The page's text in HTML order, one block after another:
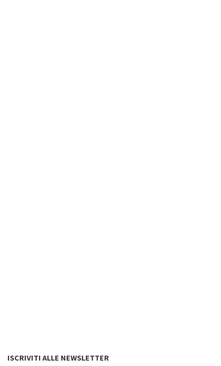
ISCRIVITI ALLE NEWSLETTER